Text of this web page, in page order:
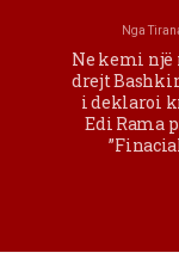
Nga
Ne kemi një
drejt
i deklaroi
Edi Rama